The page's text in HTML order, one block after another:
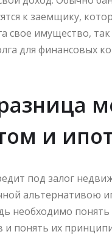
к заемщику,
свое имущество,
для финансовых
и
под залог
альтернативою
необходимо понять
и понять их